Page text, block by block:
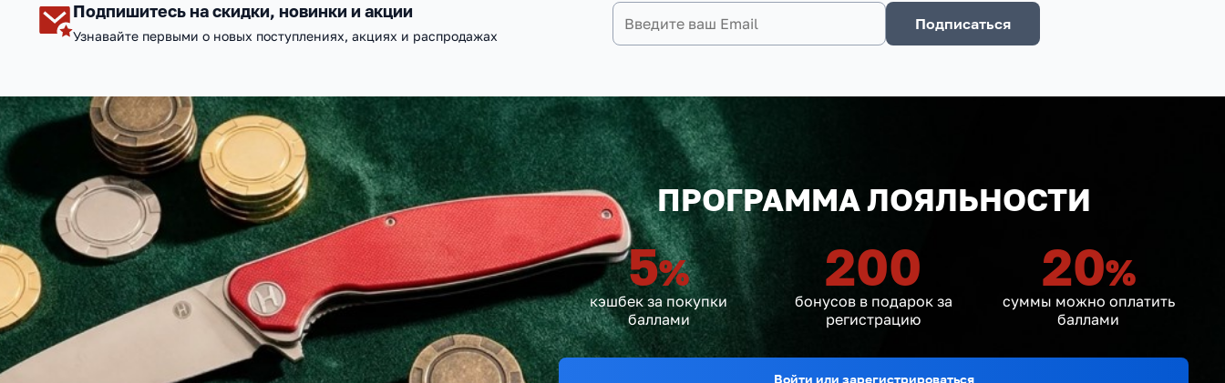
Подпишитесь на скидки, новинки и акции
Узнавайте первыми о новых поступлениях, акциях и распродажах
Подписаться
ПРОГРАММА ЛОЯЛЬНОСТИ
5%
кэшбек за покупки
баллами
200
бонусов в подарок за
регистрацию
20%
суммы можно оплатить
баллами
Войти или зарегистрироваться